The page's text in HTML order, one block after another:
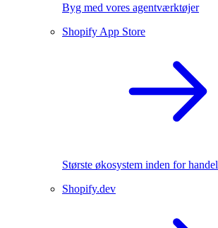
Byg med vores agentværktøjer
Shopify App Store
Største økosystem inden for handel
Shopify.dev